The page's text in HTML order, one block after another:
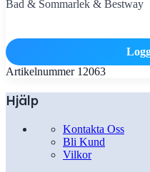
Bad & Sommarlek & Bestway
Artikelnummer 12063
Hjälp
Kontakta Oss
Bli Kund
Vilkor